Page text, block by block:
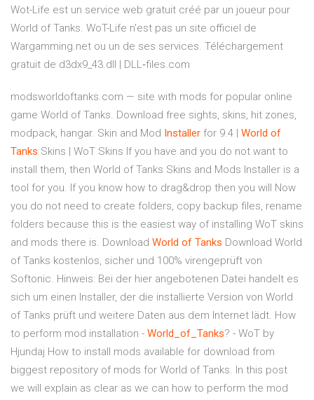
Wot-Life est un service web gratuit créé par un joueur pour
World of Tanks. WoT-Life n'est pas un site officiel de
Wargamming.net ou un de ses services. Téléchargement
gratuit de d3dx9_43.dll | DLL‑files.com
modsworldoftanks.com — site with mods for popular online
game World of Tanks. Download free sights, skins, hit zones,
modpack, hangar. Skin and Mod Installer for 9.4 | World of
Tanks Skins | WoT Skins If you have and you do not want to
install them, then World of Tanks Skins and Mods Installer is a
tool for you. If you know how to drag&drop then you will Now
you do not need to create folders, copy backup files, rename
folders because this is the easiest way of installing WoT skins
and mods there is. Download World of Tanks Download World
of Tanks kostenlos, sicher und 100% virengeprüft von
Softonic. Hinweis: Bei der hier angebotenen Datei handelt es
sich um einen Installer, der die installierte Version von World
of Tanks prüft und weitere Daten aus dem Internet lädt. How
to perform mod installation - World_of_Tanks? - WoT by
Hjundaj How to install mods available for download from
biggest repository of mods for World of Tanks. In this post
we will explain as clear as we can how to perform the mod